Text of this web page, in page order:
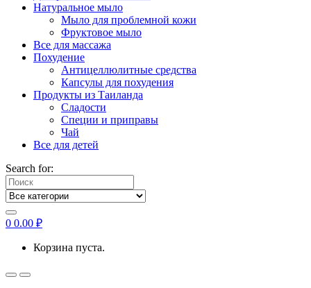
Натуральное мыло
Мыло для проблемной кожи
Фруктовое мыло
Все для массажа
Похудение
Антицеллюлитные средства
Капсулы для похудения
Продукты из Таиланда
Сладости
Специи и приправы
Чай
Все для детей
Search for:
0 0.00 ₽
Корзина пуста.